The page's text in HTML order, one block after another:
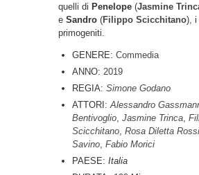
quelli di Penelope (Jasmine
e Sandro (Filippo Scicchitano), i
primogeniti.
GENERE: Commedia
ANNO: 2019
REGIA: Simone Godano
ATTORI: Alessandro
Bentivoglio Jasmine Trinca
Scicchitano Rosa Diletta Rossi
Savino Fabio Morici
PAESE: Italia